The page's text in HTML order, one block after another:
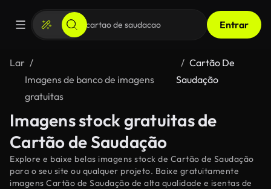
Entrar
Lar
Imagens de banco de imagens
gratuitas
Cartão De
Saudação
Imagens stock gratuitas de
Cartão de Saudação
Explore e baixe belas imagens stock de Cartão de Saudação
para o seu site ou qualquer projeto. Baixe gratuitamente
imagens Cartão de Saudação de alta qualidade e isentas de